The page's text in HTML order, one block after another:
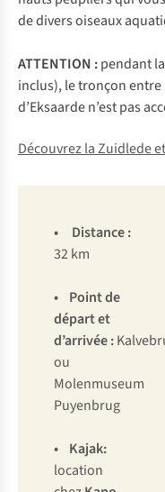
de divers oiseaux
ATTENTION :pendant
inclus), le tronçon
d’Eksaarde n’est pas
Découvrez la Zuidlede
• Distance:
32 km
• Point de
départ et
d’arrivée:
ou
Molenmuseum
Puyenbrug
• Kajak:
location